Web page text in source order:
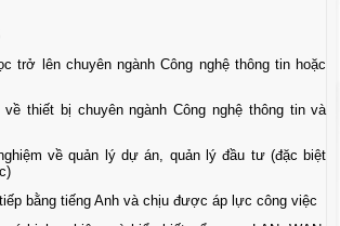
trở lên chuyên ngành Công nghệ thông tin hoặc
thiết bị chuyên ngành Công nghệ thông tin và
về quản lý dự án, quản lý đầu tư (đặc biệt
bằng tiếng Anh và chịu được áp lực công việc